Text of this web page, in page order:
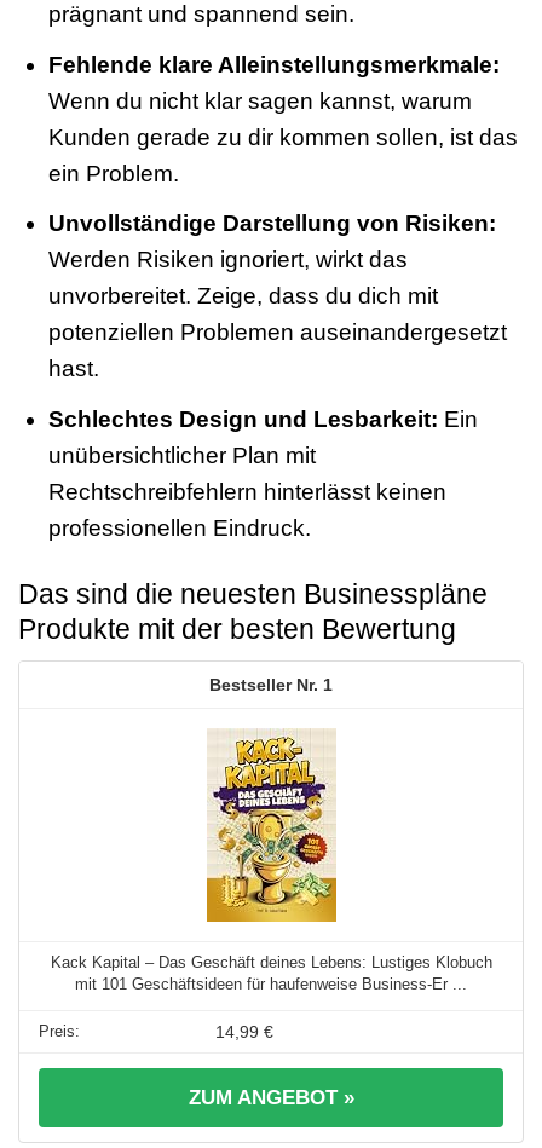
prägnant und spannend sein.
Fehlende klare Alleinstellungsmerkmale:
Wenn du nicht klar sagen kannst, warum
Kunden gerade zu dir kommen sollen, ist das
ein Problem.
Unvollständige Darstellung von Risiken:
Werden Risiken ignoriert, wirkt das
unvorbereitet. Zeige, dass du dich mit
potenziellen Problemen auseinandergesetzt
hast.
Schlechtes Design und Lesbarkeit: Ein
unübersichtlicher Plan mit
Rechtschreibfehlern hinterlässt keinen
professionellen Eindruck.
Das sind die neuesten Businesspläne
Produkte mit der besten Bewertung
1
Kack Kapital – Das Geschäft deines Lebens: Lustiges Klobuch
mit 101 Geschäftsideen für haufenweise Business-Er ...
14,99 €
ZUM ANGEBOT »